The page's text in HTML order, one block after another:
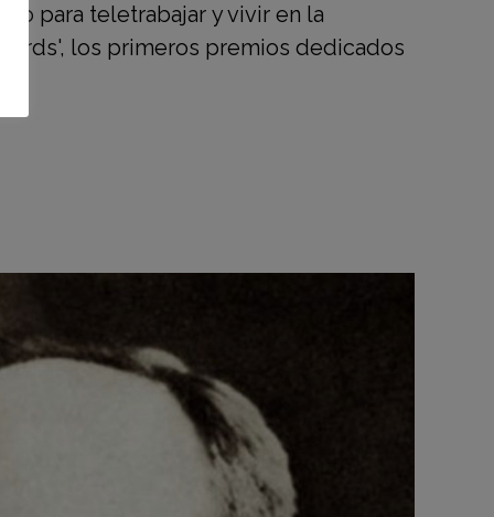
para teletrabajar y vivir en la
los primeros premios dedicados